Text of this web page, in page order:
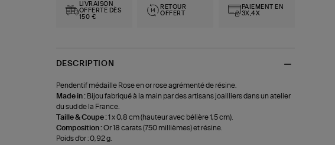
LIVRAISON
OFFERTE DÈS
150 €
RETOUR
OFFERT
PAIEMENT EN
3X,4X
DESCRIPTION
Pendentif médaille Rose en or rose agrémenté de résine.
Made in : Bijou fabriqué à la main par des artisans joailliers dans un atelier
du sud de la France.
Taille & Coupe :1 x 0,8 cm (hauteur avec bélière 1,5 cm).
Composition :Or 18 carats (750 millièmes) et résine.
Poids d'or : 0,92 g.